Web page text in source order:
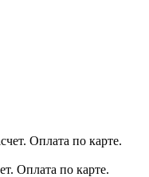
Оплата по карте.